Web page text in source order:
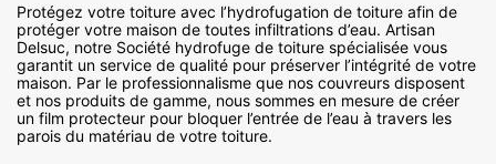
Protégez votre toiture avec l’hydrofugation de toiture afin de
protéger votre maison de toutes infiltrations d’eau. Artisan
Delsuc, notre Société hydrofuge de toiture spécialisée vous
garantit un service de qualité pour préserver l’intégrité de votre
maison. Par le professionnalisme que nos couvreurs disposent
et nos produits de gamme, nous sommes en mesure de créer
un film protecteur pour bloquer l’entrée de l’eau à travers les
parois du matériau de votre toiture.